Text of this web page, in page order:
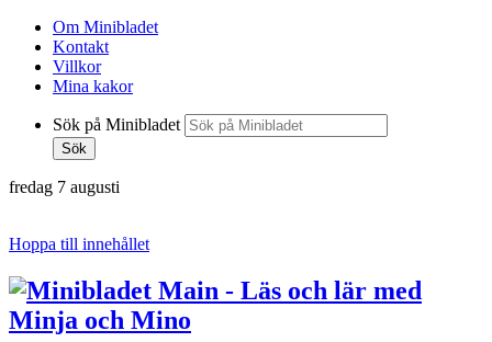
Om Minibladet
Kontakt
Villkor
Mina kakor
Sök på Minibladet
Sök
fredag 7 augusti
Hoppa till innehållet